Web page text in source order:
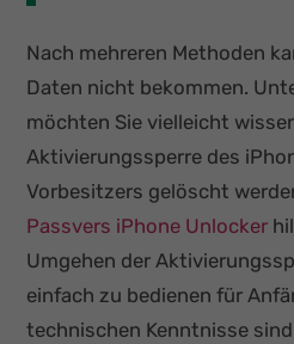
Nach mehreren Methoden
Daten nicht bekommen.
möchten Sie vielleicht
Aktivierungssperre des
Vorbesitzers gelöscht
Passvers iPhone Unlocker
Umgehen der
einfach zu bedienen für
technischen Kenntnisse